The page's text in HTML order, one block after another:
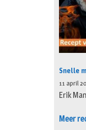
Snelle
11 april
Erik
Meer